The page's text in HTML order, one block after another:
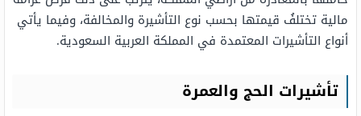
مالية تختلفُ قيمتها بحسب نوع التأشيرة والمخالفة، وفيما يأتي
أنواع التأشيرات المعتمدة في المملكة العربية السعودية.
تأشيرات الحج والعمرة